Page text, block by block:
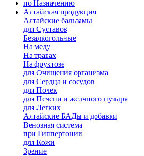
по Назначению
Алтайская продукция
Алтайские бальзамы
для Суставов
Безалкогольные
На меду
На травах
На фруктозе
для Очищения организма
для Сердца и сосудов
для Почек
для Печени и желчного пузыря
для Легких
Алтайские БАДы и добавки
Венозная система
при Гиппертонии
для Кожи
Зрение